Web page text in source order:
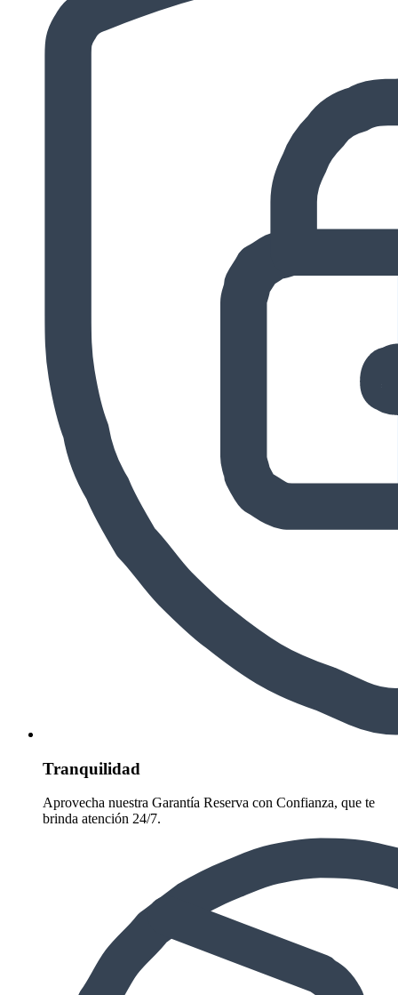
Tranquilidad
Aprovecha nuestra Garantía Reserva con Confianza, que te
brinda atención 24/7.